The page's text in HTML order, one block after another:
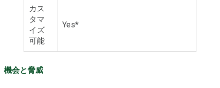
カス
タマ
イズ
可能
Yes*
機会と脅威